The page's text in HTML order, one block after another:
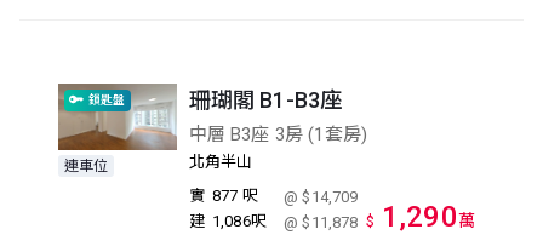
鎖匙盤
連車位
珊瑚閣 B1-B3座
中層 B3座 3房 (1套房)
北角半山
實 877 呎
@ $14,709
建 1,086呎 @ $11,878 $ 1,290萬